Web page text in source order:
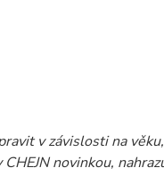
v závislosti na
novinkou,